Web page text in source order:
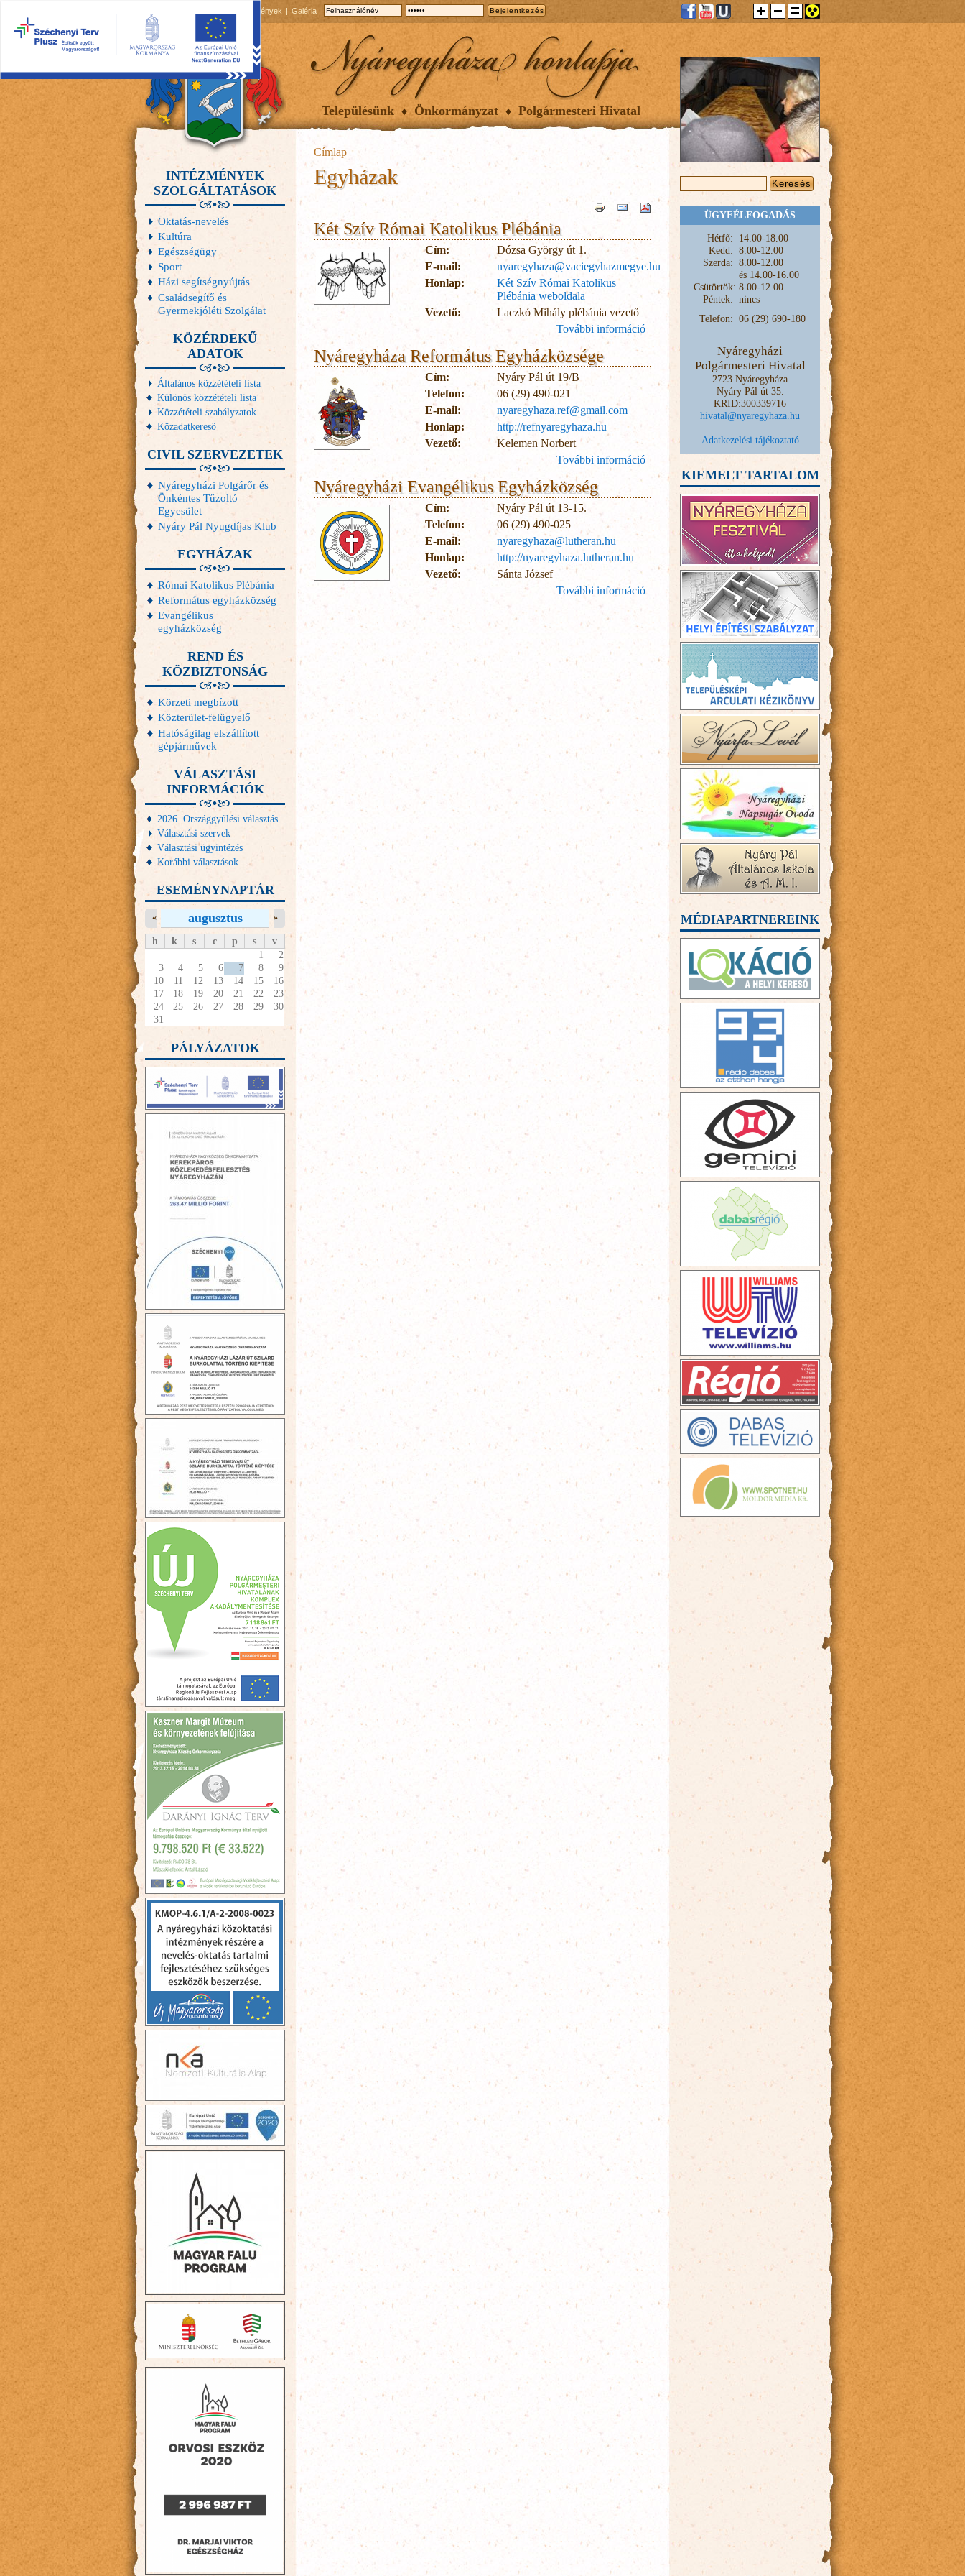
Események Galéria
Településünk Önkormányzat Polgármesteri Hivatal
Címlap
Egyházak
Két Szív Római Katolikus Plébánia
Cím:
Dózsa György út 1.
E-mail:
nyaregyhaza@vaciegyhazmegye.hu
Honlap:
Két Szív Római Katolikus
Plébánia weboldala
Vezető:
Laczkó Mihály plébánia vezető
További információ
Katolikus
Plébánia
tartalommal
Nyáregyháza Református Egyházközsége
Cím:
Nyáry Pál út 19/B
Telefon:
06 (29) 490-021
E-mail:
nyaregyhaza.ref@gmail.com
Honlap:
http://refnyaregyhaza.hu
Vezető:
Kelemen Norbert
További információ
Református
Egyházközsége
tartalommal
kapcsolatosan
Nyáregyházi Evangélikus Egyházközség
Cím:
Nyáry Pál út 13-15.
Telefon:
06 (29) 490-025
E-mail:
nyaregyhaza@lutheran.hu
Honlap:
http://nyaregyhaza.lutheran.hu
Vezető:
Sánta József
További információ
Nyáregyházi
Evangélikus
Egyházközség
tartalommal
kapcsolatosan
INTÉZMÉNYEK
SZOLGÁLTATÁSOK
Oktatás-nevelés
Kultúra
Egészségügy
Sport
Házi segítségnyújtás
Családsegítő és
Gyermekjóléti Szolgálat
KÖZÉRDEKŰ
ADATOK
Általános közzétételi lista
Különös közzétételi lista
Közzétételi szabályzatok
Közadatkereső
CIVIL SZERVEZETEK
Nyáregyházi Polgárőr és
Önkéntes Tűzoltó
Egyesület
Nyáry Pál Nyugdíjas Klub
EGYHÁZAK
Római Katolikus Plébánia
Református egyházközség
Evangélikus
egyházközség
REND ÉS
KÖZBIZTONSÁG
Körzeti megbízott
Közterület-felügyelő
Hatóságilag elszállított
gépjárművek
VÁLASZTÁSI
INFORMÁCIÓK
2026. Országgyűlési választás
Választási szervek
Választási ügyintézés
Korábbi választások
ESEMÉNYNAPTÁR
augusztus
« »
h k s c p s
v
1
2
3
4 5 6 7 8
9
10
11 12 13 14 15
16
17
18 19 20 21 22
23
24
25 26 27 28 29
30
31
PÁLYÁZATOK
KERESÉS ŰRLAP
ÜGYFÉLFOGADÁS
Hétfő: 14.00-18.00
Kedd: 8.00-12.00
Szerda: 8.00-12.00
és 14.00-16.00
Csütörtök: 8.00-12.00
Péntek: nincs
Telefon: 06 (29) 690-180
Nyáregyházi
Polgármesteri Hivatal
2723 Nyáregyháza
Nyáry Pál út 35.
KRID:300339716
hivatal@nyaregyhaza.hu
Adatkezelési tájékoztató
KIEMELT TARTALOM
MÉDIAPARTNEREINK